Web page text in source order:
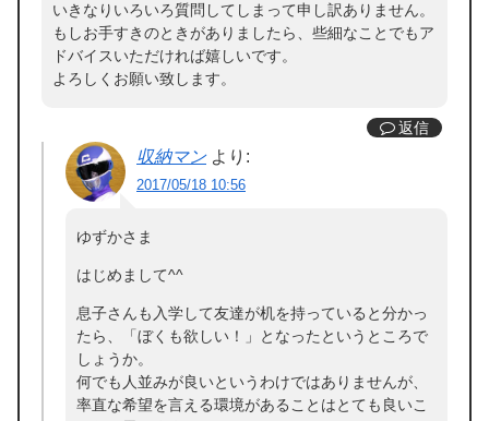
いきなりいろいろ質問してしまって申し訳ありません。
もしお手すきのときがありましたら、些細なことでもア
ドバイスいただければ嬉しいです。
よろしくお願い致します。
返信
収納マン より:
2017/05/18 10:56
ゆずかさま
はじめまして^^
息子さんも入学して友達が机を持っていると分かっ
たら、「ぼくも欲しい！」となったというところで
しょうか。
何でも人並みが良いというわけではありませんが、
率直な希望を言える環境があることはとても良いこ